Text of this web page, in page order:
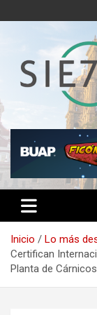
al
Inicio
Lo más
Certifican
Planta de Cárnicos